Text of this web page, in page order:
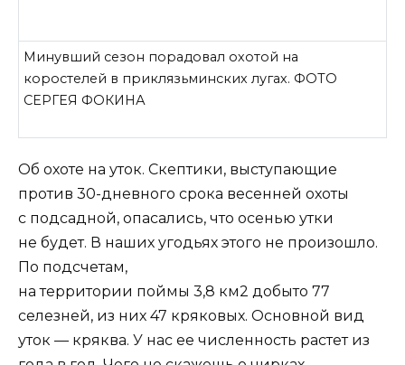
Минувший сезон порадовал охотой на
коростелей в приклязьминских лугах. ФОТО
СЕРГЕЯ ФОКИНА
Об охоте на уток. Скептики, выступающие
против 30-дневного срока весенней охоты
с подсадной, опасались, что осенью утки
не будет. В наших угодьях этого не произошло.
По подсчетам,
на территории поймы 3,8 км2 добыто 77
селезней, из них 47 кряковых. Основной вид
уток — кряква. У нас ее численность растет из